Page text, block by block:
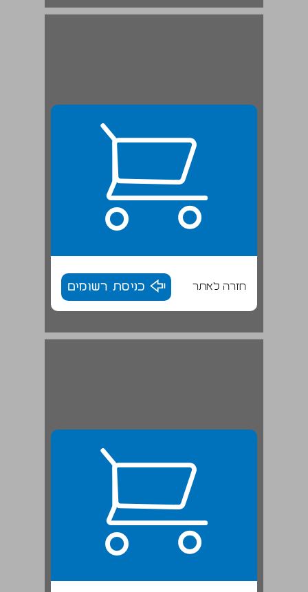
פרק ראשון: מושגים ועקרונות (שיסייעו לכם בשימוש) באסטרטגיות למידה ... 19
חזרה לאתר כניסת רשומים
ליקויי למידה וליקויי הוראה — מה הם? ... 20